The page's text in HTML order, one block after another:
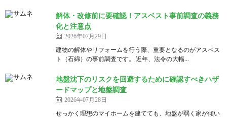
解体・改修前に要確認！アスベスト事前調査の義務
化と注意点
2026年07月29日
建物の解体やリフォームを行う際、重要となるのがアスベス
ト（石綿）の事前調査です。 近年、法令の大幅...
地盤沈下のリスクを回避するために確認すべきハザ
ードマップと地盤調査
2026年07月28日
せっかく理想のマイホームを建てても、地盤が弱く家が傾い